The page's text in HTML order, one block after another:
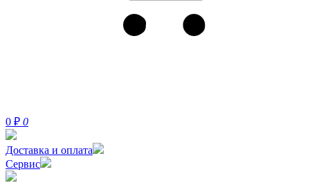
0 ₽ 0
Доставка и оплата
Сервис